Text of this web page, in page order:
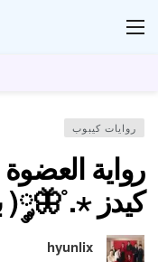
روايات كيبوب
رواية
كيدز ⋆.˚🦋༘(
hyunlix